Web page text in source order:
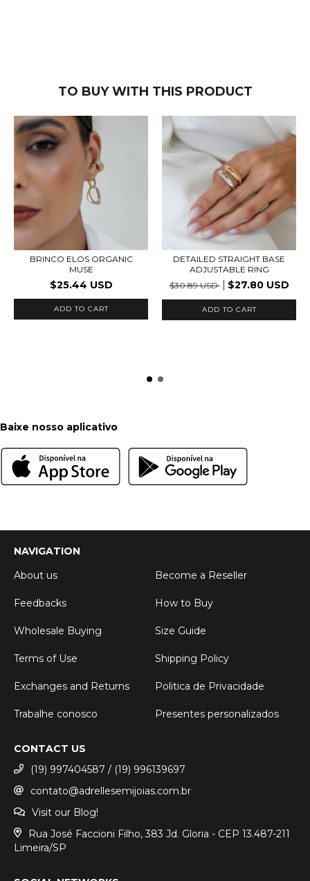
TO BUY WITH THIS PRODUCT
BRINCO ELOS ORGANIC
MUSE
$25.44 USD
ADD TO CART
DETAILED STRAIGHT BASE
ADJUSTABLE RING
$30.89 USD
$27.80 USD
ADD TO CART
Baixe nosso aplicativo
NAVIGATION
About us
Become a Reseller
Feedbacks How to Buy
Wholesale Buying Size Guide
Terms of Use Shipping Policy
Exchanges and Returns Politica de Privacidade
Trabalhe conosco Presentes personalizados
CONTACT US
(19) 997404587 / (19) 996139697
contato@adrellesemijoias.com.br
Visit our Blog!
Rua José Faccioni Filho, 383 Jd. Gloria - CEP 13.487-211
Limeira/SP